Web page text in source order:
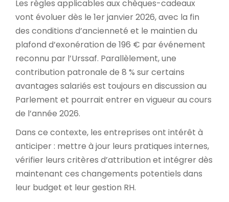
Les règles applicables aux chèques-cadeaux
vont évoluer dès le 1er janvier 2026, avec la fin
des conditions d’ancienneté et le maintien du
plafond d’exonération de 196 € par événement
reconnu par l’Urssaf. Parallèlement, une
contribution patronale de 8 % sur certains
avantages salariés est toujours en discussion au
Parlement et pourrait entrer en vigueur au cours
de l’année 2026.
Dans ce contexte, les entreprises ont intérêt à
anticiper : mettre à jour leurs pratiques internes,
vérifier leurs critères d’attribution et intégrer dès
maintenant ces changements potentiels dans
leur budget et leur gestion RH.